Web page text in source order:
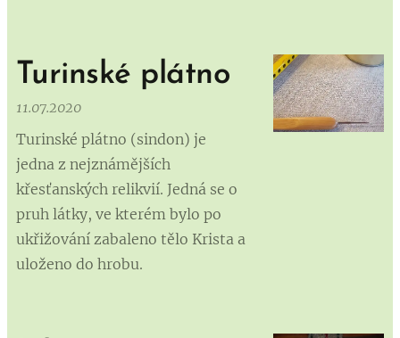
Turinské plátno
11.07.2020
Turinské plátno (sindon) je
jedna z nejznámějších
křesťanských relikvií. Jedná se o
pruh látky, ve kterém bylo po
ukřižování zabaleno tělo Krista a
uloženo do hrobu.